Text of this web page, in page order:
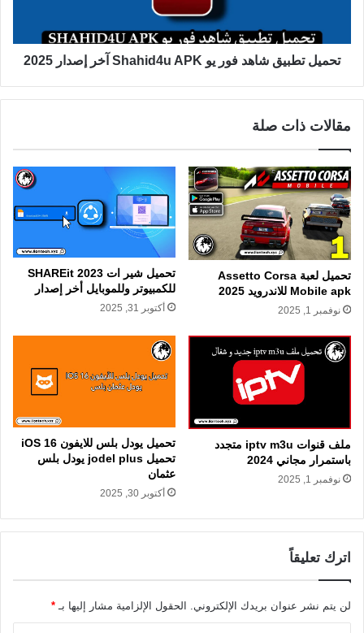
تحميل تطبيق شاهد فور يو Shahid4u APK آخر إصدار 2025
مقالات ذات صلة
تحميل لعبة Assetto Corsa
Mobile apk للاندرويد 2025
نوفمبر 1, 2025
تحميل شير ات 2023 SHAREit
للكمبيوتر وللموبايل أخر إصدار
أكتوبر 31, 2025
ملف قنوات iptv m3u متجدد
باستمرار مجاني 2024
نوفمبر 1, 2025
تحميل يودل بلس للايفون iOS 16
تحميل jodel plus يودل بلس
عثمان
أكتوبر 30, 2025
اترك تعليقاً
لن يتم نشر عنوان بريدك الإلكتروني. الحقول الإلزامية مشار إليها بـ *